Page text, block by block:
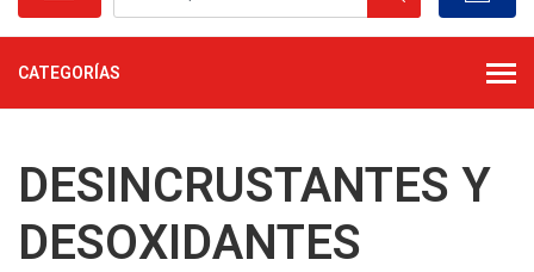
CATEGORÍAS
DESINCRUSTANTES Y
DESOXIDANTES